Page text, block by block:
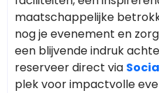
maatschappelijke
nog je evenement en
een blijvende indruk
reserveer direct via
plek voor impactvolle